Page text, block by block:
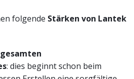
folgende Stärken von Lantek
: dies beginnt schon beim